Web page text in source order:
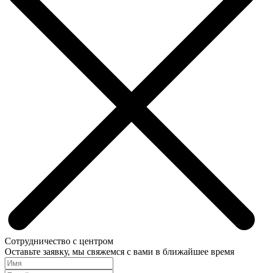
Сотрудничество с центром
Оставьте заявку, мы свяжемся с вами в ближайшее время